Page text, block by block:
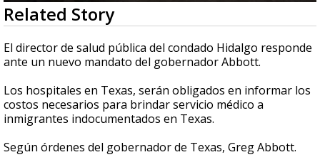
0
seconds
of
2
minutes,
23
Related Story
El director de salud pública del condado Hidalgo responde
ante un nuevo mandato del gobernador Abbott.
Los hospitales en Texas, serán obligados en informar los
costos necesarios para brindar servicio médico a
inmigrantes indocumentados en Texas.
Según órdenes del gobernador de Texas, Greg Abbott.